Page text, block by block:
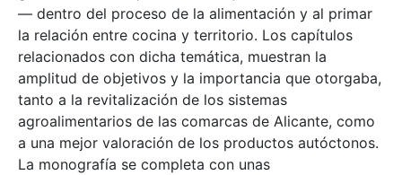
— dentro del proceso de la alimentación y al primar
la relación entre cocina y territorio. Los capítulos
relacionados con dicha temática, muestran la
amplitud de objetivos y la importancia que otorgaba,
tanto a la revitalización de los sistemas
agroalimentarios de las comarcas de Alicante, como
a una mejor valoración de los productos autóctonos.
La monografía se completa con unas